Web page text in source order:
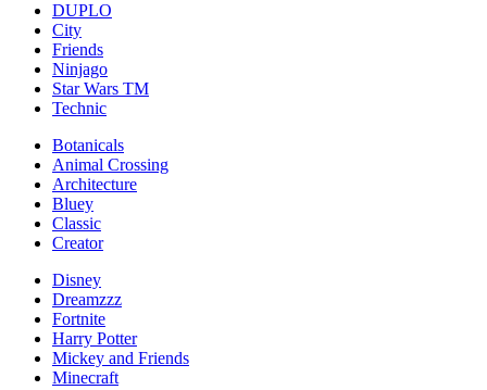
DUPLO
City
Friends
Ninjago
Star Wars TM
Technic
Botanicals
Animal Crossing
Architecture
Bluey
Classic
Creator
Disney
Dreamzzz
Fortnite
Harry Potter
Mickey and Friends
Minecraft